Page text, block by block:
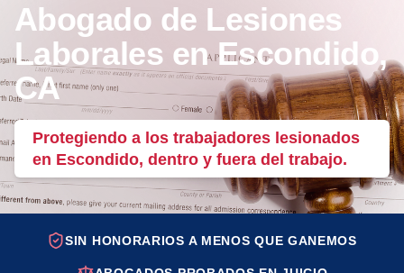
Abogado de Lesiones
Laborales en Escondido,
CA
Protegiendo a los trabajadores lesionados
en Escondido, dentro y fuera del trabajo.
SIN HONORARIOS A MENOS QUE GANEMOS